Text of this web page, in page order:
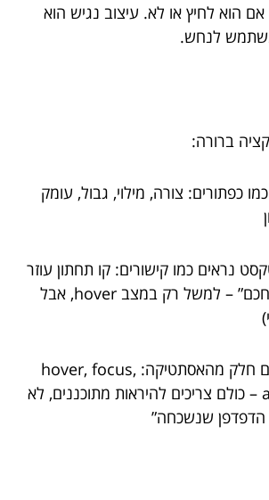
הוא לחיץ או לא. עיצוב נגיש הוא
לנחש.
ברורה:
כפתורים: צורה, מילוי, גבול, עומק
נראים כמו קישורים: קו תחתון עוזר
מאוד (אפשר גם “חכם” – למשל רק במצב hover, אבל
– מצבים שונים הם חלק מהאסתטיקה: hover, focus,
active, disabled – כולם צריכים להיראות מתוכננים, לא
שנשכחה”